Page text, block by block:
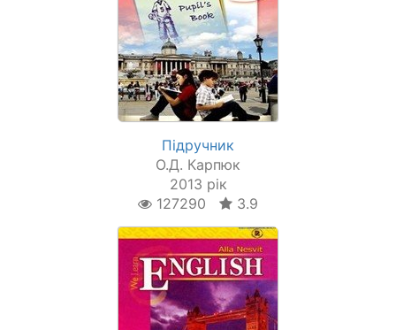
Підручник
О.Д. Карпюк
2013 рік
127290
3.9